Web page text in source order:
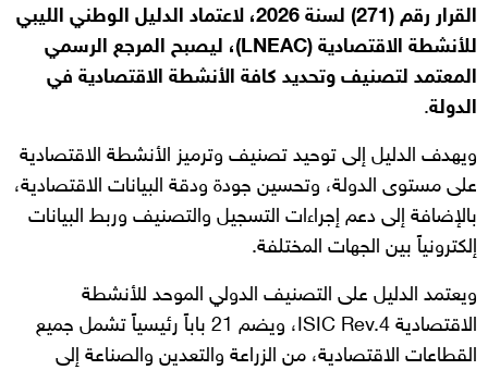
القرار رقم (271) لسنة 2026، لاعتماد الدليل الوطني الليبي
للأنشطة الاقتصادية (LNEAC)، ليصبح المرجع الرسمي
المعتمد لتصنيف وتحديد كافة الأنشطة الاقتصادية في
الدولة.
ويهدف الدليل إلى توحيد تصنيف وترميز الأنشطة الاقتصادية
على مستوى الدولة، وتحسين جودة ودقة البيانات الاقتصادية،
بالإضافة إلى دعم إجراءات التسجيل والتصنيف وربط البيانات
إلكترونياً بين الجهات المختلفة.
ويعتمد الدليل على التصنيف الدولي الموحد للأنشطة
الاقتصادية ISIC Rev.4، ويضم 21 باباً رئيسياً تشمل جميع
القطاعات الاقتصادية، من الزراعة والتعدين والصناعة إلى